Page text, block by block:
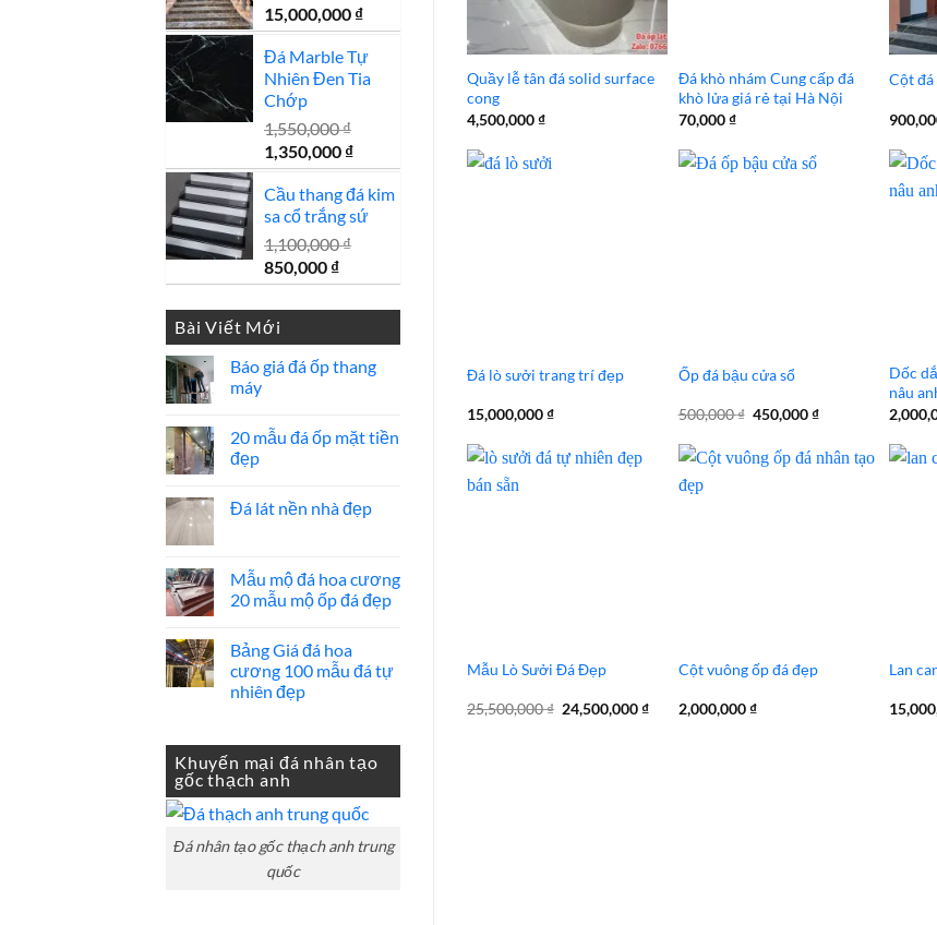
950,000 ₫.
15,000,000 ₫
Đá Marble Tự
Nhiên Đen Tia
Chớp
1,550,000₫
Giá
gốc
là:
1,550,000 ₫.
1,350,000 ₫Giá
hiện
tại
là:
Cầu thang đá kim
sa cổ trắng sứ
1,100,000₫
Giá
gốc
là:
1,100,000 ₫.
850,000 ₫Giá
hiện
tại
850,000 ₫.
Bài Viết Mới
Báo giá đá ốp thang
máy
bình
luận
ở
đá
20 mẫu đá ốp mặt tiền
đẹp
bình
đá
ốp
mặt
Đá lát nền nhà đẹp
luận
ở
Đá
nhà
đẹp
Mẫu mộ đá hoa cương
20 mẫu mộ ốp đá đẹp
bình
luận
ở
Mẫu
cương
20
mẫu
mộ
đá
Bảng Giá đá hoa
cương 100 mẫu đá tự
nhiên đẹp
bình
ở
Bảng
Giá
đá
hoa
cương
100
Khuyến mại đá nhân tạo
gốc thạch anh
Đá nhân tạo gốc thạch anh trung
quốc
Quầy lễ tân đá solid surface
cong
4,500,000₫
Đá khò nhám Cung cấp đá
khò lửa giá rẻ tại Hà Nội
70,000₫
Cột đá
Đá lò sưởi trang trí đẹp
15,000,000₫
Ốp đá bậu cửa sổ
500,000₫ Giá
500,000 ₫.
450,000₫Giá
là:
Dốc
nâu
Mẫu Lò Sưởi Đá Đẹp
25,500,000₫ Giá
gốc
24,500,000₫Giá
Cột vuông ốp đá đẹp
2,000,000₫
Lan